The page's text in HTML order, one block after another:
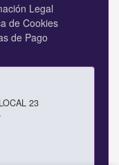
Legal
de Cookies
de Pago
23